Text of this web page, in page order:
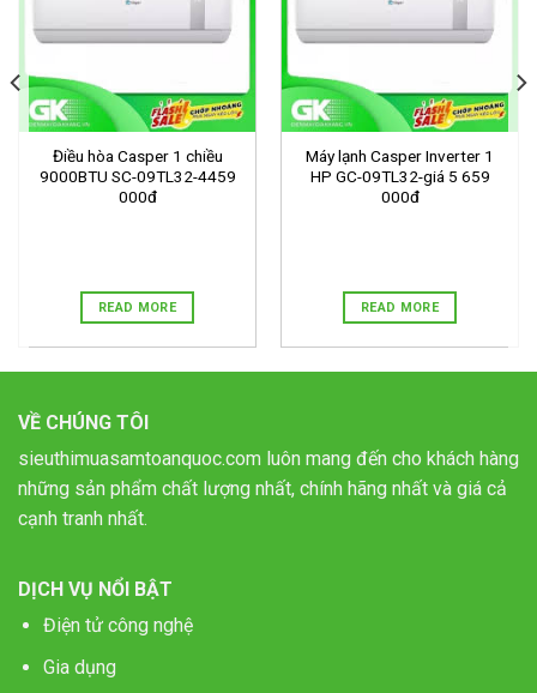
Điều hòa Casper 1 chiều
9000BTU SC-09TL32-4459
000đ
READ MORE
Máy lạnh Casper Inverter 1
HP GC-09TL32-giá 5 659
000đ
READ MORE
VỀ CHÚNG TÔI
sieuthimuasamtoanquoc.com luôn mang đến cho khách hàng
những sản phẩm chất lượng nhất, chính hãng nhất và giá cả
cạnh tranh nhất.
DỊCH VỤ NỔI BẬT
Điện tử công nghệ
Gia dụng